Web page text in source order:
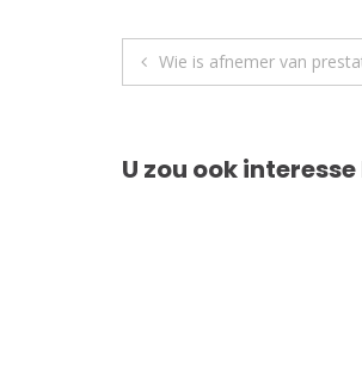
Wie is afnemer van
U zou ook